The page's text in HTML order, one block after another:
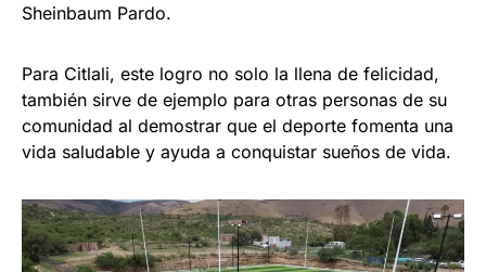
Sheinbaum Pardo.
Para Citlali, este logro no solo la llena de felicidad,
también sirve de ejemplo para otras personas de su
comunidad al demostrar que el deporte fomenta una
vida saludable y ayuda a conquistar sueños de vida.